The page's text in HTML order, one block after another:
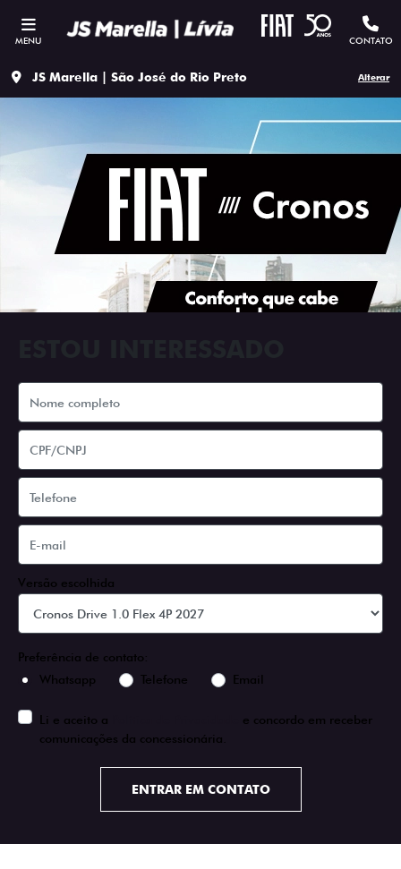
MENU CONTATO
JS Marella | São José do Rio Preto Alterar
Versão escolhida
Preferência de contato:
Whatsapp
Telefone Email
Li e aceito a
e concordo em receber
comunicações da concessionária.
ENTRAR EM CONTATO